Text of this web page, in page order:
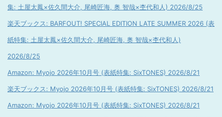
集: 土屋太鳳×佐久間大介, 尾崎匠海, 奥 智哉×杢代和人) 2026/8/25
楽天ブックス: BARFOUT! SPECIAL EDITION LATE SUMMER 2026 (表
紙特集: 土屋太鳳×佐久間大介, 尾崎匠海, 奥 智哉×杢代和人)
2026/8/25
Amazon: Myojo 2026年10月号 (表紙特集: SixTONES) 2026/8/21
楽天ブックス: Myojo 2026年10月号 (表紙特集: SixTONES) 2026/8/21
Amazon: Myojo 2026年10月号 (表紙特集: SixTONES) 2026/8/21